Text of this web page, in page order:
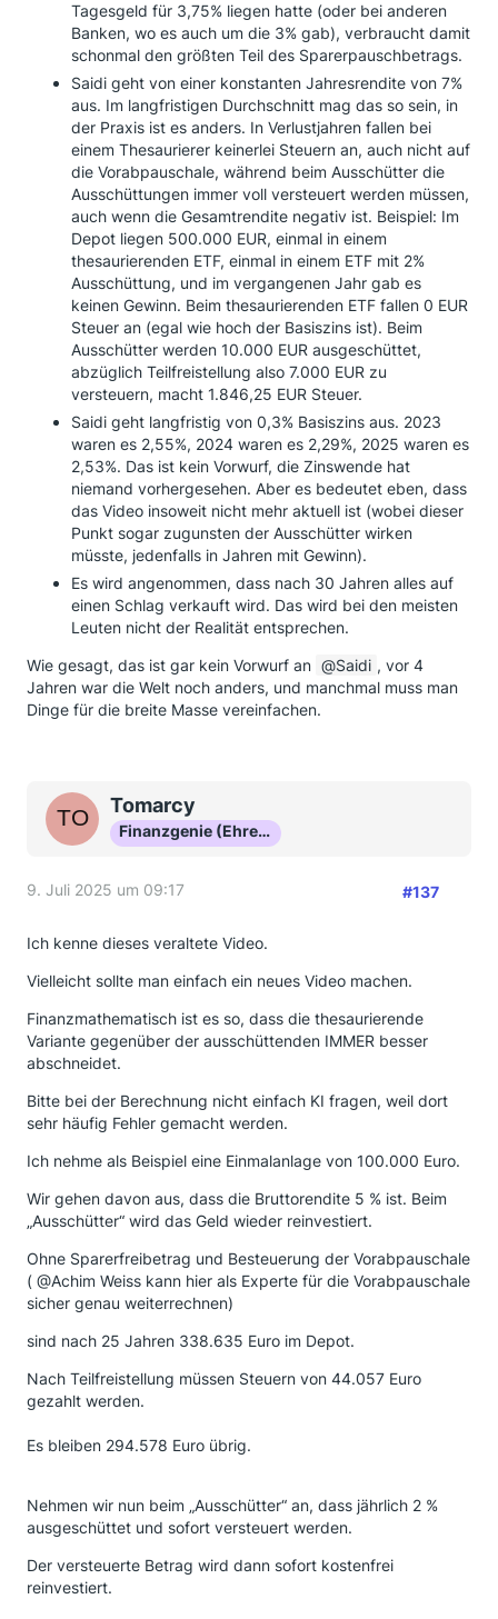
Tagesgeld für 3,75% liegen hatte (oder bei anderen
Banken, wo es auch um die 3% gab), verbraucht damit
schonmal den größten Teil des Sparerpauschbetrags.
Saidi geht von einer konstanten Jahresrendite von 7%
aus. Im langfristigen Durchschnitt mag das so sein, in
der Praxis ist es anders. In Verlustjahren fallen bei
einem Thesaurierer keinerlei Steuern an, auch nicht auf
die Vorabpauschale, während beim Ausschütter die
Ausschüttungen immer voll versteuert werden müssen,
auch wenn die Gesamtrendite negativ ist. Beispiel: Im
Depot liegen 500.000 EUR, einmal in einem
thesaurierenden ETF, einmal in einem ETF mit 2%
Ausschüttung, und im vergangenen Jahr gab es
keinen Gewinn. Beim thesaurierenden ETF fallen 0 EUR
Steuer an (egal wie hoch der Basiszins ist). Beim
Ausschütter werden 10.000 EUR ausgeschüttet,
abzüglich Teilfreistellung also 7.000 EUR zu
versteuern, macht 1.846,25 EUR Steuer.
Saidi geht langfristig von 0,3% Basiszins aus. 2023
waren es 2,55%, 2024 waren es 2,29%, 2025 waren es
2,53%. Das ist kein Vorwurf, die Zinswende hat
niemand vorhergesehen. Aber es bedeutet eben, dass
das Video insoweit nicht mehr aktuell ist (wobei dieser
Punkt sogar zugunsten der Ausschütter wirken
müsste, jedenfalls in Jahren mit Gewinn).
Es wird angenommen, dass nach 30 Jahren alles auf
einen Schlag verkauft wird. Das wird bei den meisten
Leuten nicht der Realität entsprechen.
Wie gesagt, das ist gar kein Vorwurf an
Saidi , vor 4
Jahren war die Welt noch anders, und manchmal muss man
Dinge für die breite Masse vereinfachen.
Tomarcy
Finanzgenie (Ehrenmitglied)
9. Juli 2025 um 09:17 #137
Ich kenne dieses veraltete Video.
Vielleicht sollte man einfach ein neues Video machen.
Finanzmathematisch ist es so, dass die thesaurierende
Variante gegenüber der ausschüttenden IMMER besser
abschneidet.
Bitte bei der Berechnung nicht einfach KI fragen, weil dort
sehr häufig Fehler gemacht werden.
Ich nehme als Beispiel eine Einmalanlage von 100.000 Euro.
Wir gehen davon aus, dass die Bruttorendite 5 % ist. Beim
„Ausschütter“ wird das Geld wieder reinvestiert.
Ohne Sparerfreibetrag und Besteuerung der Vorabpauschale
( @Achim Weiss kann hier als Experte für die Vorabpauschale
sicher genau weiterrechnen)
sind nach 25 Jahren 338.635 Euro im Depot.
Nach Teilfreistellung müssen Steuern von 44.057 Euro
gezahlt werden.
Es bleiben 294.578 Euro übrig.
Nehmen wir nun beim „Ausschütter“ an, dass jährlich 2 %
ausgeschüttet und sofort versteuert werden.
Der versteuerte Betrag wird dann sofort kostenfrei
reinvestiert.